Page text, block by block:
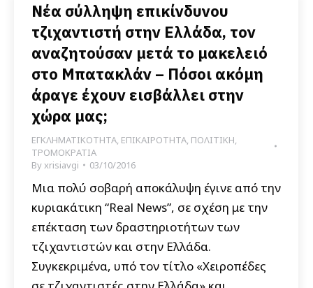
Νέα σύλληψη επικίνδυνου
τζιχαντιστή στην Ελλάδα, τον
αναζητούσαν μετά το μακελειό
στο Μπατακλάν – Πόσοι ακόμη
άραγε έχουν εισβάλλει στην
χώρα μας;
ΕΓΚΛΗΜΑΤΙΚΟΤΗΤΑ, ΕΠΙΚΑΙΡΟΤΗΤΑ, ΠΟΛΙΤΙΚΗ,
ΤΡΟΜΟΚΡΑΤΙΑ
Byxrisiavgi 03/10/2016
Μια πολύ σοβαρή αποκάλυψη έγινε από την
κυριακάτικη “Real News”, σε σχέση με την
επέκταση των δραστηριοτήτων των
τζιχαντιστών και στην Ελλάδα.
Συγκεκριμένα, υπό τον τίτλο «Χειροπέδες